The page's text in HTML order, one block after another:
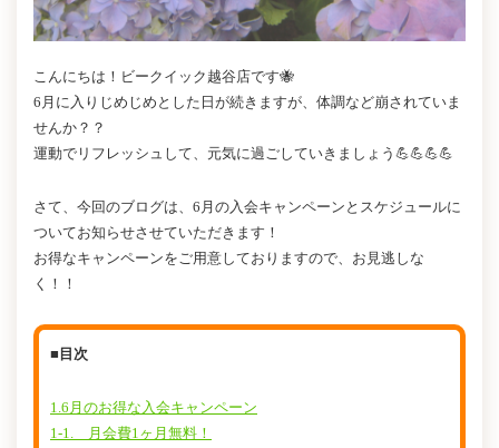
こんにちは！ビークイック越谷店です🐝
6月に入りじめじめとした日が続きますが、体調など崩されていま
せんか？？
運動でリフレッシュして、元気に過ごしていきましょう💪💪💪💪
さて、今回のブログは、6月の入会キャンペーンとスケジュールに
ついてお知らせさせていただきます！
お得なキャンペーンをご用意しておりますので、お見逃しな
く！！
■目次
1.6月のお得な入会キャンペーン
1-1. 月会費1ヶ月無料！